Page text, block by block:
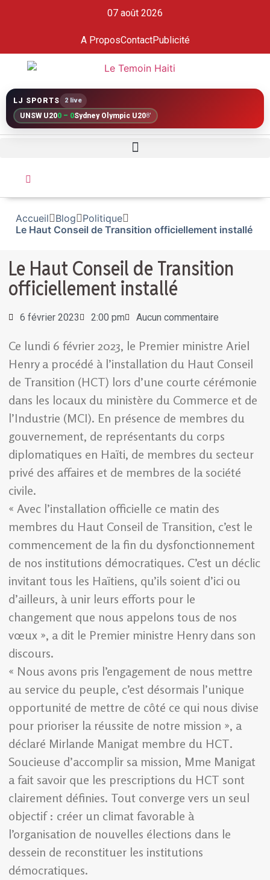
07 août 2026
A ProposContactPublicité
LJ SPORTS 2 live
UNSW U200 – 0Sydney Olympic U208'
Accueil Blog
Politique
Le Haut Conseil de Transition officiellement installé
Le Haut Conseil de Transition
officiellement installé
6 février 2023 2:00 pm Aucun commentaire
Ce lundi 6 février 2023, le Premier ministre Ariel
Henry a procédé à l’installation du Haut Conseil
de Transition (HCT) lors d’une courte cérémonie
dans les locaux du ministère du Commerce et de
l’Industrie (MCI). En présence de membres du
gouvernement, de représentants du corps
diplomatiques en Haïti, de membres du secteur
privé des affaires et de membres de la société
civile.
« Avec l’installation officielle ce matin des
membres du Haut Conseil de Transition, c’est le
commencement de la fin du dysfonctionnement
de nos institutions démocratiques. C’est un déclic
invitant tous les Haïtiens, qu’ils soient d’ici ou
d’ailleurs, à unir leurs efforts pour le
changement que nous appelons tous de nos
vœux », a dit le Premier ministre Henry dans son
discours.
« Nous avons pris l’engagement de nous mettre
au service du peuple, c’est désormais l’unique
opportunité de mettre de côté ce qui nous divise
pour prioriser la réussite de notre mission », a
déclaré Mirlande Manigat membre du HCT.
Soucieuse d’accomplir sa mission, Mme Manigat
a fait savoir que les prescriptions du HCT sont
clairement définies. Tout converge vers un seul
objectif : créer un climat favorable à
l’organisation de nouvelles élections dans le
dessein de reconstituer les institutions
démocratiques.